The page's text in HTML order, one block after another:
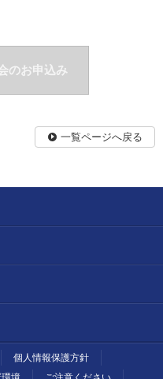
のお申込み
一覧ページへ戻る
個人情報保護方針